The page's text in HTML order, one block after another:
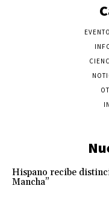
Hispano recibe
Mancha”